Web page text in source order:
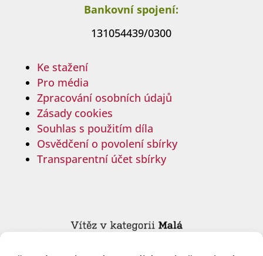
Bankovní spojení:
131054439/0300
Ke stažení
Pro média
Zpracování osobních údajů
Zásady cookies
Souhlas s použitím díla
Osvědčení o povolení sbírky
Transparentní účet sbírky